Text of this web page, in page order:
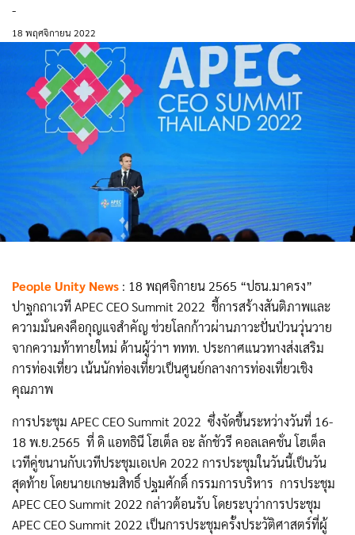
-
18 พฤศจิกายน 2022
People Unity News : 18 พฤศจิกายน 2565 “ปธน.มาครง”
ปาฐกถาเวที APEC CEO Summit 2022 ชี้การสร้างสันติภาพและ
ความมั่นคงคือกุญแจสำคัญ ช่วยโลกก้าวผ่านภาวะปั่นป่วนวุ่นวาย
จากความท้าทายใหม่ ด้านผู้ว่าฯ ททท. ประกาศแนวทางส่งเสริม
การท่องเที่ยว เน้นนักท่องเที่ยวเป็นศูนย์กลางการท่องเที่ยวเชิง
คุณภาพ
การประชุม APEC CEO Summit 2022 ซึ่งจัดขึ้นระหว่างวันที่ 16-
18 พ.ย.2565 ที่ ดิ แอทธินี โฮเต็ล อะ ลักชัวรี คอลเลคชั่น โฮเต็ล
เวทีคู่ขนานกับเวทีประชุมเอเปค 2022 การประชุมในวันนี้เป็นวัน
สุดท้าย โดยนายเกษมสิทธิ์ ปฐมศักดิ์ กรรมการบริหาร การประชุม
APEC CEO Summit 2022 กล่าวต้อนรับ โดยระบุว่าการประชุม
APEC CEO Summit 2022 เป็นการประชุมครั้งประวัติศาสตร์ที่ผู้